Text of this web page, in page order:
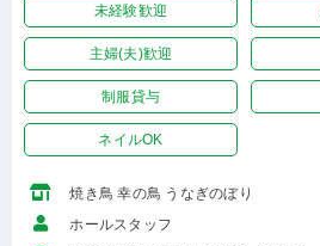
未経験歓迎
主婦(夫)歓迎
制服貸与
ネイルOK
焼き鳥 幸の鳥 うなぎのぼり
ホールスタッフ